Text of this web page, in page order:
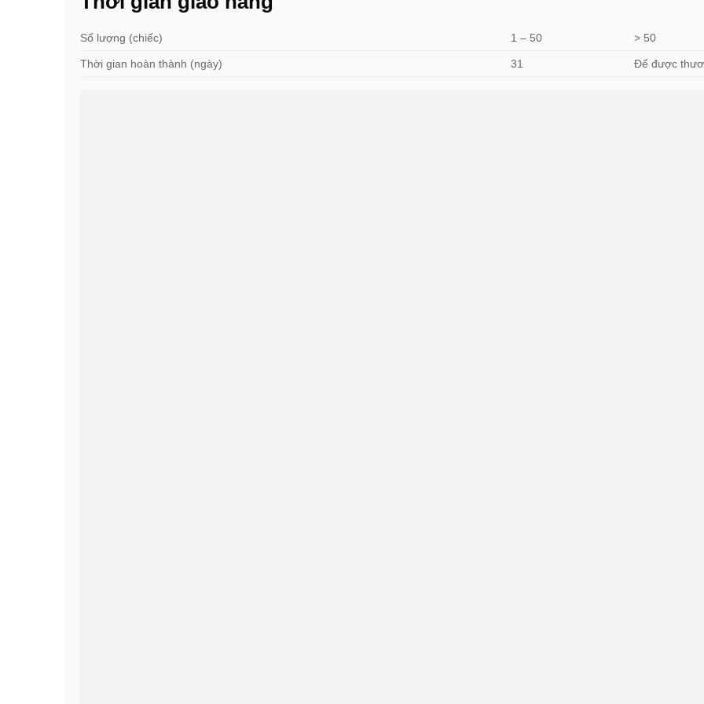
Số lượng (chiếc) 1 – 50 > 50
Thời gian hoàn thành (ngày) 31 Để được